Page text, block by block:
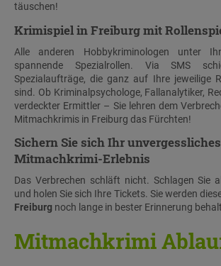
täuschen!
Krimispiel in Freiburg mit
Alle anderen Hobbykriminologen unter
spannende Spezialrollen. Via SMS
Spezialaufträge, die ganz auf Ihre jeweilige
sind. Ob Kriminalpsychologe, Fallanalytiker,
verdeckter Ermittler – Sie lehren dem
Mitmachkrimis in Freiburg das Fürchten!
Sichern Sie sich Ihr unvergessliches
Mitmachkrimi-Erlebnis
Das Verbrechen schläft nicht. Schlagen Sie
und holen Sie sich Ihre Tickets. Sie werden
Freiburg noch lange in bester Erinnerung
Mitmachkrimi